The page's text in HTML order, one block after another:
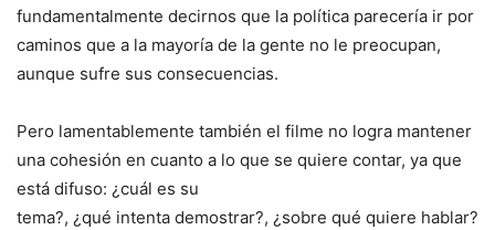
fundamentalmente decirnos que la política parecería ir por
caminos que a la mayoría de la gente no le preocupan,
aunque sufre sus consecuencias.
Pero lamentablemente también el filme no logra mantener
una cohesión en cuanto a lo que se quiere contar, ya que
está difuso: ¿cuál es su
tema?, ¿qué intenta demostrar?, ¿sobre qué quiere hablar?